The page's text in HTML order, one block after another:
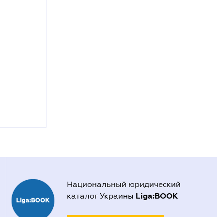
Национальный юридический
каталог Украины Liga:BOOK